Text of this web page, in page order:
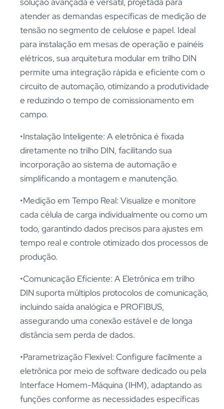
atender as demandas específicas de medição de
tensão no segmento de celulose e papel. Ideal
para instalação em mesas de operação e painéis
elétricos, sua arquitetura modular em trilho DIN
permite uma integração rápida e eficiente com o
circuito de automação, otimizando a produtividade
e reduzindo o tempo de comissionamento em
campo.
•Instalação Inteligente: A eletrônica é fixada
diretamente no trilho DIN, facilitando sua
incorporação ao sistema de automação e
simplificando a montagem e manutenção.
•Medição em Tempo Real: Visualize e monitore
cada célula de carga individualmente ou como um
todo, garantindo dados precisos para ajustes em
tempo real e controle otimizado dos processos de
produção.
•Comunicação Eficiente: A Eletrônica em trilho
DIN suporta múltiplos protocolos de comunicação,
incluindo saída analógica e PROFIBUS,
assegurando uma conexão estável e de longa
distância sem perda de dados.
•Parametrização Flexível: Configure facilmente a
eletrônica por meio de software dedicado ou pela
Interface Homem-Máquina (IHM), adaptando as
funções conforme as necessidades específicas